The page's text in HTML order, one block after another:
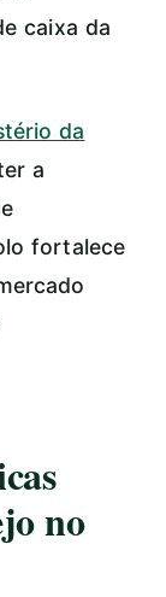
caixa da
da
a
fortalece
no